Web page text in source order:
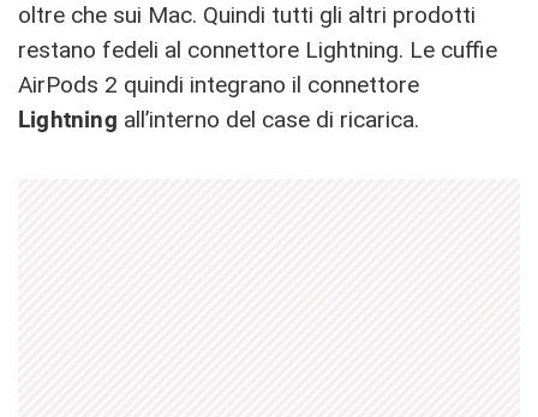
oltre che sui Mac. Quindi tutti gli altri prodotti
restano fedeli al connettore Lightning. Le cuffie
AirPods 2 quindi integrano il connettore
Lightning all’interno del case di ricarica.